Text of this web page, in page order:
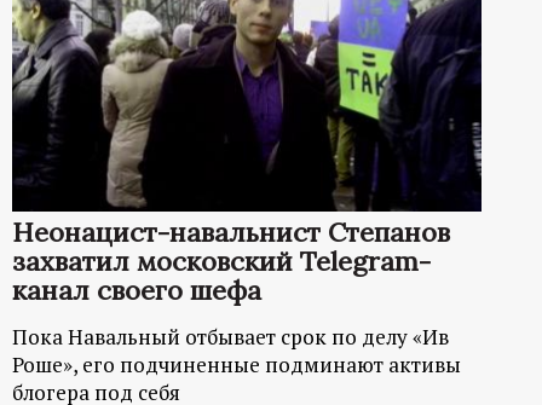
Неонацист-навальнист Степанов
захватил московский Telegram-
канал своего шефа
Пока Навальный отбывает срок по делу «Ив
Роше», его подчиненные подминают активы
блогера под себя